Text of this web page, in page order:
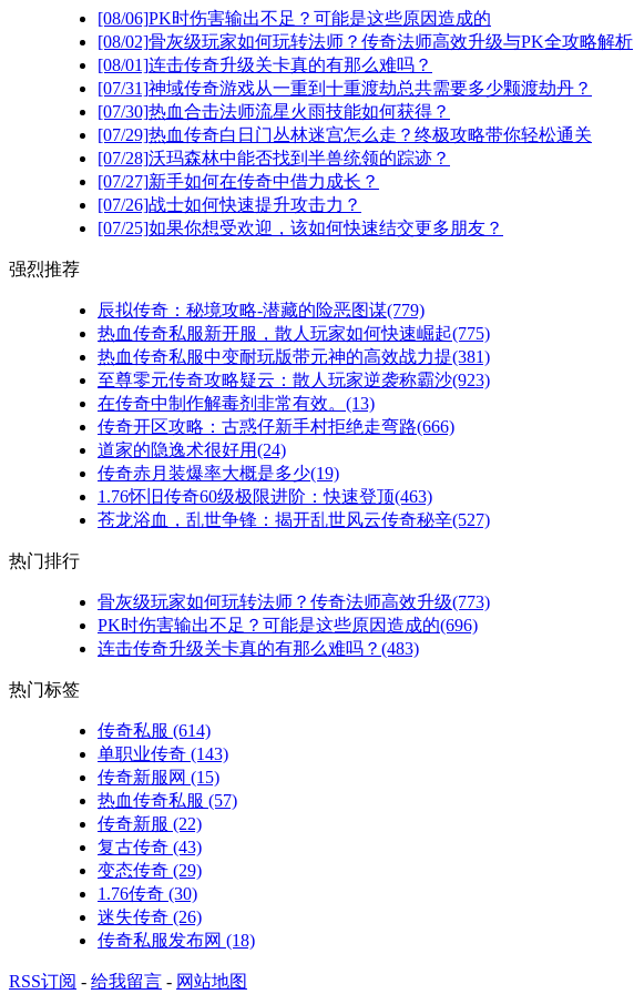
[08/06]PK时伤害输出不足？可能是这些原因造成的
[08/02]骨灰级玩家如何玩转法师？传奇法师高效升级与PK全攻略解析
[08/01]连击传奇升级关卡真的有那么难吗？
[07/31]神域传奇游戏从一重到十重渡劫总共需要多少颗渡劫丹？
[07/30]热血合击法师流星火雨技能如何获得？
[07/29]热血传奇白日门丛林迷宫怎么走？终极攻略带你轻松通关
[07/28]沃玛森林中能否找到半兽统领的踪迹？
[07/27]新手如何在传奇中借力成长？
[07/26]战士如何快速提升攻击力？
[07/25]如果你想受欢迎，该如何快速结交更多朋友？
强烈推荐
辰拟传奇：秘境攻略-潜藏的险恶图谋(779)
热血传奇私服新开服，散人玩家如何快速崛起(775)
热血传奇私服中变耐玩版带元神的高效战力提(381)
至尊零元传奇攻略疑云：散人玩家逆袭称霸沙(923)
在传奇中制作解毒剂非常有效。(13)
传奇开区攻略：古惑仔新手村拒绝走弯路(666)
道家的隐逸术很好用(24)
传奇赤月装爆率大概是多少(19)
1.76怀旧传奇60级极限进阶：快速登顶(463)
苍龙浴血，乱世争锋：揭开乱世风云传奇秘辛(527)
热门排行
骨灰级玩家如何玩转法师？传奇法师高效升级(773)
PK时伤害输出不足？可能是这些原因造成的(696)
连击传奇升级关卡真的有那么难吗？(483)
热门标签
传奇私服 (614)
单职业传奇 (143)
传奇新服网 (15)
热血传奇私服 (57)
传奇新服 (22)
复古传奇 (43)
变态传奇 (29)
1.76传奇 (30)
迷失传奇 (26)
传奇私服发布网 (18)
RSS订阅 - 给我留言 - 网站地图